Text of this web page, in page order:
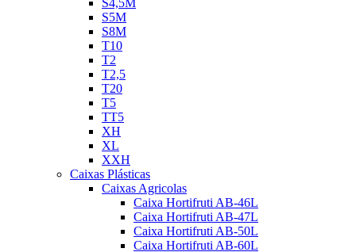
S4,5M
S5M
S8M
T10
T2
T2,5
T20
T5
TT5
XH
XL
XXH
Caixas Plásticas
Caixas Agricolas
Caixa Hortifruti AB-46L
Caixa Hortifruti AB-47L
Caixa Hortifruti AB-50L
Caixa Hortifruti AB-60L